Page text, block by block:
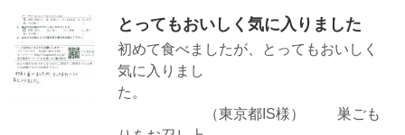
とってもおいしく気に入りました
初めて食べましたが、とってもおいしく
気に入りまし
た。
（東京都IS様） 巣ごも